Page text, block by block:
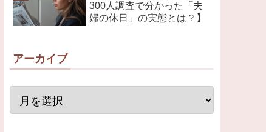
300人調査で分かった「夫
婦の休日」の実態とは？】
アーカイブ